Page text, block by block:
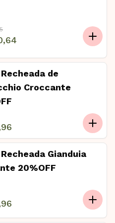
de
Croccante
Gianduia
20%OFF